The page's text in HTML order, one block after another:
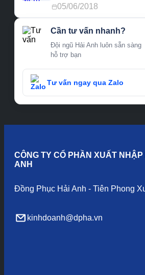
05/06/2018
Cần tư vấn nhanh?
Đội ngũ Hải Anh luôn sẵn sàng
hỗ trợ bạn
Tư vấn ngay qua Zalo
CÔNG TY CỔ PHẦN XUẤT NHẬP
ANH
Đồng Phục Hải Anh - Tiên Phong
kinhdoanh@dpha.vn